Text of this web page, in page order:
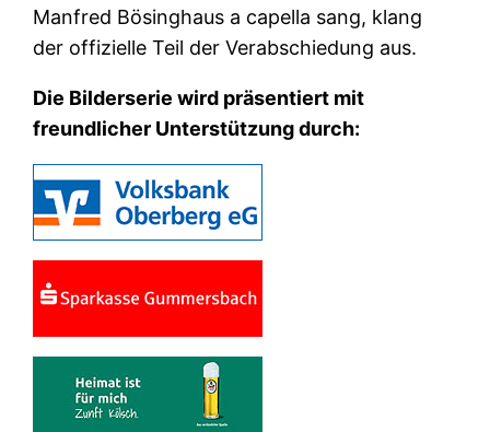
Manfred Bösinghaus a capella sang, klang
der offizielle Teil der Verabschiedung aus.
Die Bilderserie wird präsentiert mit
freundlicher Unterstützung durch: